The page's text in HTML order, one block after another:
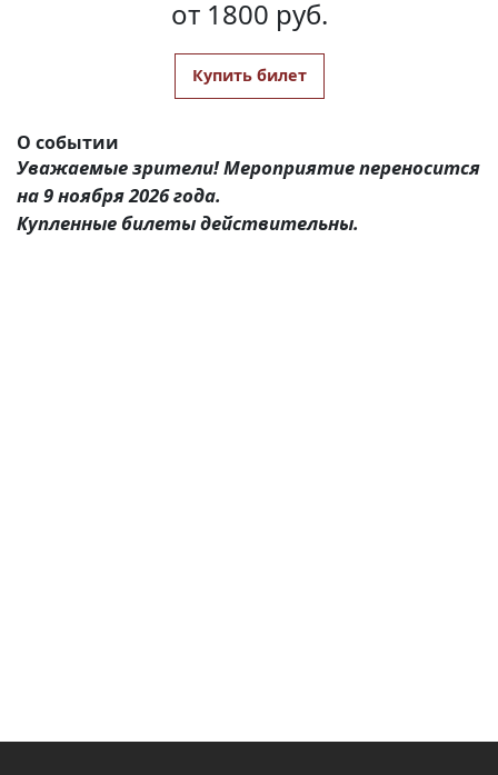
от 1800 руб.
Купить билет
О событии
Уважаемые зрители! Мероприятие переносится
на 9 ноября 2026 года.
Купленные билеты действительны.